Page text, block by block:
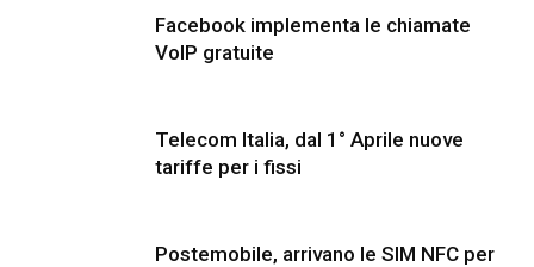
Facebook implementa le chiamate
VoIP gratuite
Telecom Italia, dal 1° Aprile nuove
tariffe per i fissi
Postemobile, arrivano le SIM NFC per